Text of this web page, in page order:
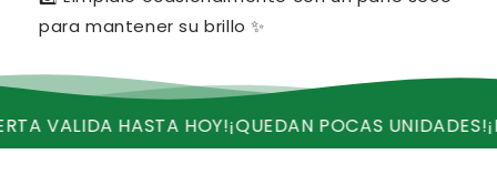
para mantener su brillo ✨
HASTA HOY!¡QUEDAN POCAS UNIDADES! ¡RECIBE